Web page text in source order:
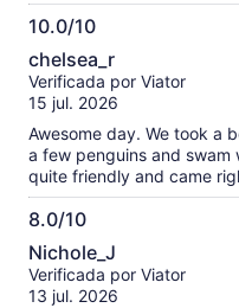
10.0/10
10.0
de
10
chelsea_r
Verificada por Viator
15 jul. 2026
Awesome day. We took a
a few penguins and swam
quite friendly and came
8.0/10
8.0
de
10
Nichole_J
Verificada por Viator
13 jul. 2026